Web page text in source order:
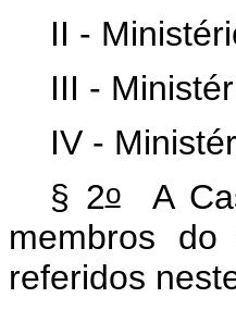
II -
III -
IV -
§ 2oA
membros do
referidos